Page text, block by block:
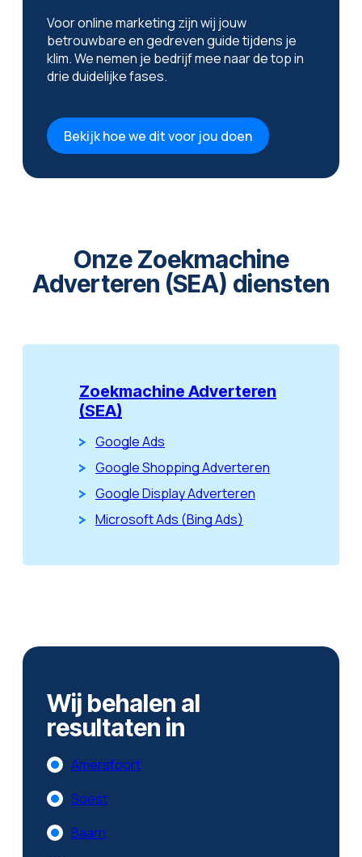
Voor online marketing zijn wij jouw
betrouwbare en gedreven guide tijdens je
klim. We nemen je bedrijf mee naar de top in
drie duidelijke fases.
Bekijk hoe we dit voor jou doen
Onze Zoekmachine
Adverteren (SEA) diensten
Zoekmachine Adverteren
(SEA)
Google Ads
Google Shopping Adverteren
Google Display Adverteren
Microsoft Ads (Bing Ads)
Wij behalen al
resultaten in
Amersfoort
Soest
Baarn